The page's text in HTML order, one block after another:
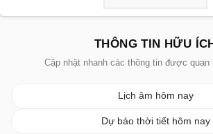
THÔNG TIN HỮU
Cập nhật nhanh các thông tin được quan
Lịch âm hôm nay
Dự báo thời tiết hôm nay